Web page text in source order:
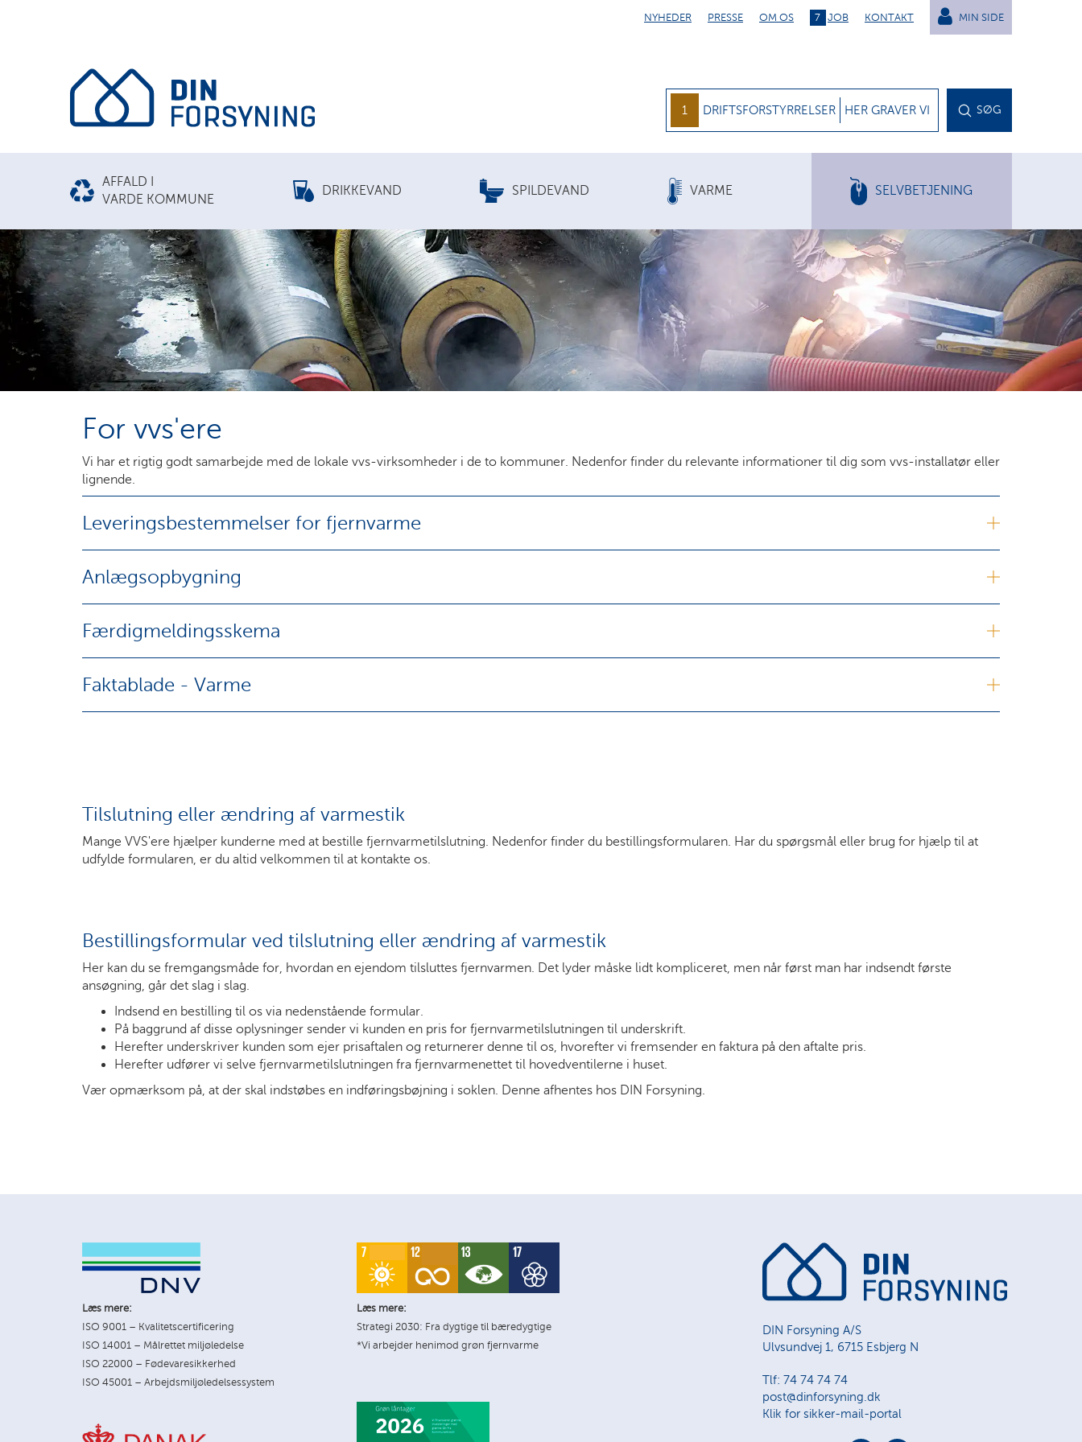
NYHEDER PRESSE OM OS 7 JOB KONTAKT MIN SIDE
1 DRIFTSFORSTYRRELSER HER GRAVER VI SØG
AFFALD I
VARDE KOMMUNE
DRIKKEVAND SPILDEVAND VARME SELVBETJENING
For vvs'ere
Vi har et rigtig godt samarbejde med de lokale vvs-virksomheder i de to kommuner. Nedenfor finder du relevante informationer til dig som vvs-installatør eller
lignende.
Leveringsbestemmelser for fjernvarme
Anlægsopbygning
Færdigmeldingsskema
Faktablade - Varme
Tilslutning eller ændring af varmestik
Mange VVS'ere hjælper kunderne med at bestille fjernvarmetilslutning. Nedenfor finder du bestillingsformularen. Har du spørgsmål eller brug for hjælp til at
udfylde formularen, er du altid velkommen til at kontakte os.
Bestillingsformular ved tilslutning eller ændring af varmestik
Her kan du se fremgangsmåde for, hvordan en ejendom tilsluttes fjernvarmen. Det lyder måske lidt kompliceret, men når først man har indsendt første
ansøgning, går det slag i slag.
Indsend en bestilling til os via nedenstående formular.
På baggrund af disse oplysninger sender vi kunden en pris for fjernvarmetilslutningen til underskrift.
Herefter underskriver kunden som ejer prisaftalen og returnerer denne til os, hvorefter vi fremsender en faktura på den aftalte pris.
Herefter udfører vi selve fjernvarmetilslutningen fra fjernvarmenettet til hovedventilerne i huset.
Vær opmærksom på, at der skal indstøbes en indføringsbøjning i soklen. Denne afhentes hos DIN Forsyning.
Læs mere:
ISO 9001 – Kvalitetscertificering
ISO 14001 – Målrettet miljøledelse
ISO 22000 – Fødevaresikkerhed
ISO 45001 – Arbejdsmiljøledelsessystem
Læs mere:
Strategi 2030: Fra dygtige til bæredygtige
*Vi arbejder henimod grøn fjernvarme
DIN Forsyning A/S
Ulvsundvej 1, 6715 Esbjerg N
Tlf: 74 74 74 74
post@dinforsyning.dk
Klik for sikker-mail-portal